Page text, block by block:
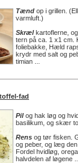
Tænd op i grillen.
varmluft.)
Skrælkartoflerne,
tern på ca. 1 x1 cm.
foliebakke, Hæld
krydr med salt og
timian ...
fad
Pilog hak løg og
basilikum, og skær
Rens og tør fisken.
og peber, og læg den
Fordel hvidløg,
halvdelen af løgene ...